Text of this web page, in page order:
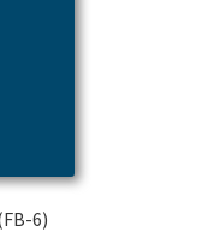
6)